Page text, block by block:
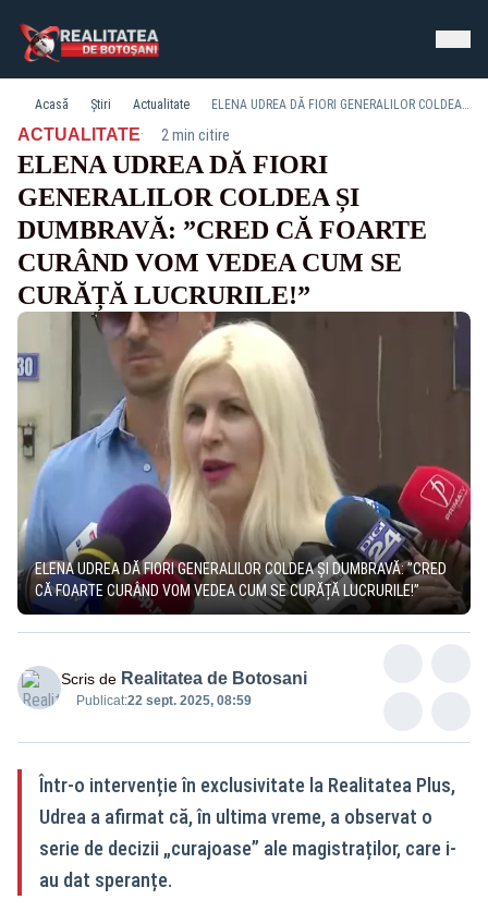
Acasă Știri Actualitate ELENA UDREA DĂ FIORI GENERALILOR COLDEA ȘI DUMBRAVĂ: ”CRED CĂ FOARTE CURÂND VOM VEDEA CUM SE CURĂȚĂ LUCRURILE!”
ACTUALITATE· 2 min citire
ELENA UDREA DĂ FIORI
GENERALILOR COLDEA ȘI
DUMBRAVĂ: ”CRED CĂ FOARTE
CURÂND VOM VEDEA CUM SE
CURĂȚĂ LUCRURILE!”
ELENA UDREA DĂ FIORI GENERALILOR COLDEA ȘI DUMBRAVĂ: ”CRED
CĂ FOARTE CURÂND VOM VEDEA CUM SE CURĂȚĂ LUCRURILE!”
Scris de Realitatea de Botosani
Publicat:22 sept. 2025, 08:59
Într-o intervenție în exclusivitate la Realitatea Plus,
Udrea a afirmat că, în ultima vreme, a observat o
serie de decizii „curajoase” ale magistraților, care i-
au dat speranțe.